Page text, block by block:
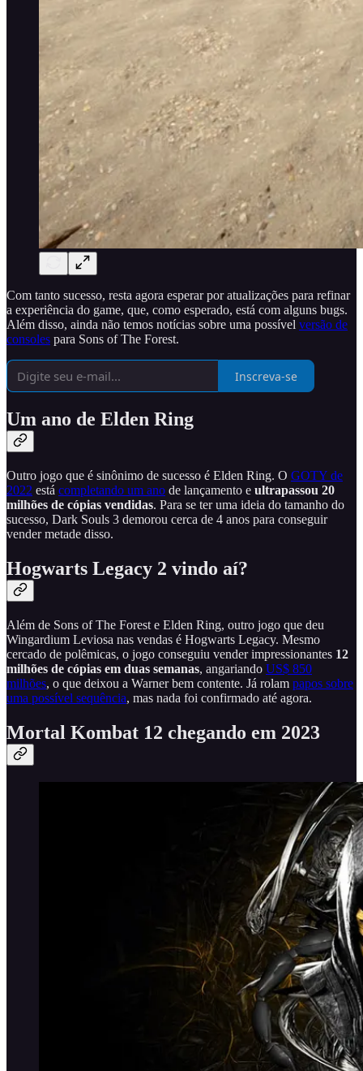
Com tanto sucesso, resta agora esperar por atualizações para refinar
a experiência do game, que, como esperado, está com alguns bugs.
Além disso, ainda não temos notícias sobre uma possível versão de
consoles para Sons of The Forest.
Inscreva-se
Um ano de Elden Ring
Outro jogo que é sinônimo de sucesso é Elden Ring. O GOTY de
2022 está completando um ano de lançamento e ultrapassou 20
milhões de cópias vendidas. Para se ter uma ideia do tamanho do
sucesso, Dark Souls 3 demorou cerca de 4 anos para conseguir
vender metade disso.
Hogwarts Legacy 2 vindo aí?
Além de Sons of The Forest e Elden Ring, outro jogo que deu
Wingardium Leviosa nas vendas é Hogwarts Legacy. Mesmo
cercado de polêmicas, o jogo conseguiu vender impressionantes 12
milhões de cópias em duas semanas, angariando US$ 850
milhões, o que deixou a Warner bem contente. Já rolam papos sobre
uma possível sequência, mas nada foi confirmado até agora.
Mortal Kombat 12 chegando em 2023